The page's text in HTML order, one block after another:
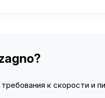
к скорости и